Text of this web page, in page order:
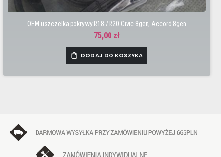
OEM uszczelka pokrywy R18 / R20 Civic 8gen, Accord 8gen
75,00 zł
DODAJ DO KOSZYKA